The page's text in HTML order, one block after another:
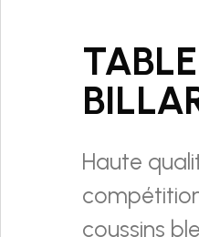
Haute
coussins